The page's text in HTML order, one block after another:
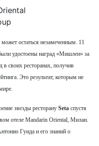
остаться незамеченным. 11
удостоены наград «Мишлен» за
своих ресторанах, получив
Это результат, которым не
звезды ресторану Seta спустя
отеле Mandarin Oriental, Милан.
Гуида и его знаний о